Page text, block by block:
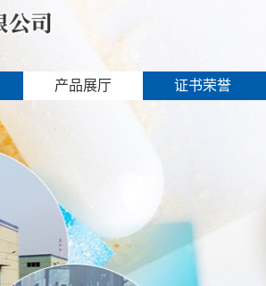
产品展厅 证书荣誉